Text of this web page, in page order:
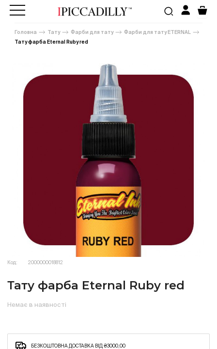
Головна Тату Фарби для тату
Фарби для тату ETERNAL
Тату фарба Eternal Ruby red
Код: 2000000018812
Тату фарба Eternal Ruby red
Немає в наявності
БЕЗКОШТОВНА ДОСТАВКА ВІД ₴3000,00